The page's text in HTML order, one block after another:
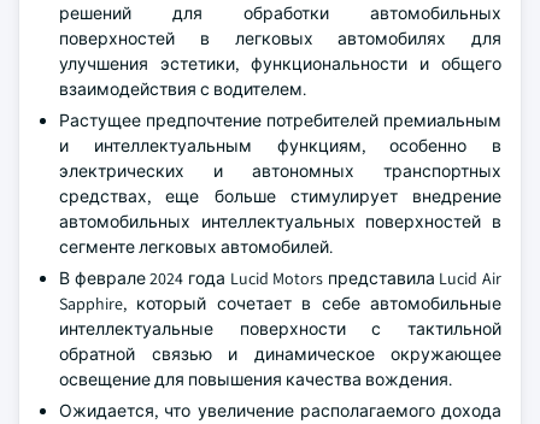
решений для обработки автомобильных
поверхностей в легковых автомобилях для
улучшения эстетики, функциональности и общего
взаимодействия с водителем.
Растущее предпочтение потребителей премиальным
и интеллектуальным функциям, особенно в
электрических и автономных транспортных
средствах, еще больше стимулирует внедрение
автомобильных интеллектуальных поверхностей в
сегменте легковых автомобилей.
В феврале 2024 года Lucid Motors представила Lucid Air
Sapphire, который сочетает в себе автомобильные
интеллектуальные поверхности с тактильной
обратной связью и динамическое окружающее
освещение для повышения качества вождения.
Ожидается, что увеличение располагаемого дохода